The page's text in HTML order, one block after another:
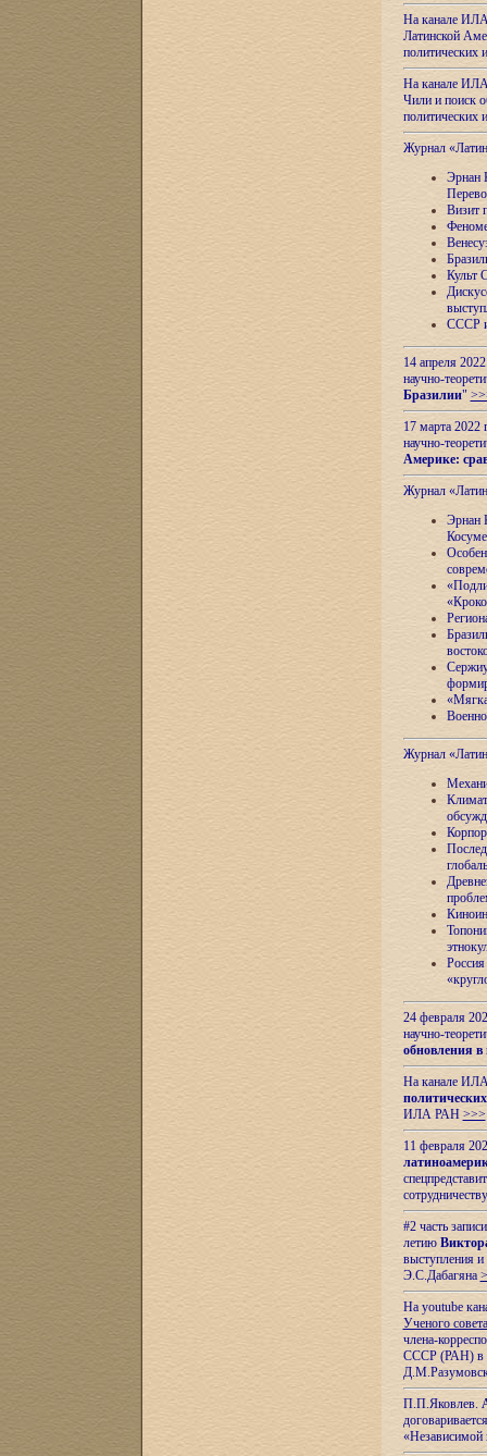
На канале
Латинской
На канале
Чили и поиск
Журнал
Эрнан
Визит
Культ
СССР и
14 апреля
научно-
Бразилии"
17 марта 2022
научно-
Америке:
Журнал
Эрнан
Журнал
24 февраля
научно-
обновления в
На канале
ИЛА РАН >>>
11 февраля
#2 часть
летию
выступления
Э.С.Дабагяна
На youtube
Ученого
члена-
СССР (РАН) в
П.П.Яковлев.
«Независимой